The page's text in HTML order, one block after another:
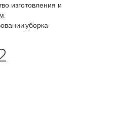
изготовления и